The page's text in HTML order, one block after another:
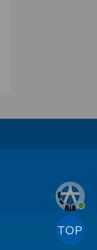
TOP